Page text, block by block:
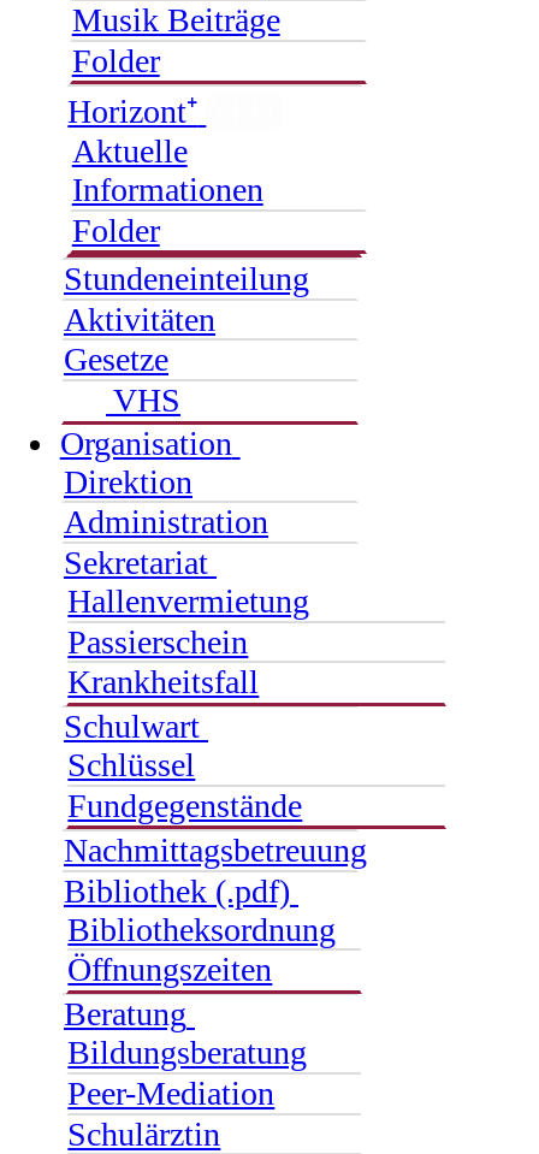
Musik Beiträge
Folder
Horizont⁺
Aktuelle
Informationen
Folder
Stundeneinteilung
Aktivitäten
Gesetze
VHS
Organisation
Direktion
Administration
Sekretariat
Hallenvermietung
Passierschein
Krankheitsfall
Schulwart
Schlüssel
Fundgegenstände
Nachmittagsbetreuung
Bibliothek (.pdf)
Bibliotheksordnung
Öffnungszeiten
Beratung
Bildungsberatung
Peer-Mediation
Schulärztin